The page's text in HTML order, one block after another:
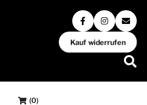
Kauf widerrufen
(0)